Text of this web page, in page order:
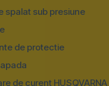
spalat sub presiune
de protectie
de curent HUSQVARNA